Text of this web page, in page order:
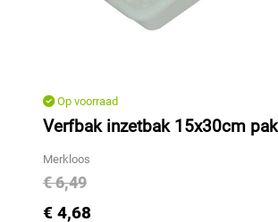
Op voorraad
Verfbak inzetbak 15x30cm
Merkloos
€ 6,49
€ 4,68